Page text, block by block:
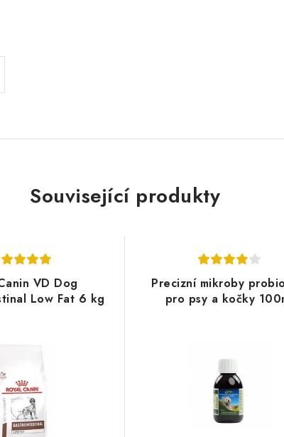
Související produkty
VD Dog
Low Fat 6 kg
Precizní mikroby
pro psy a kočky